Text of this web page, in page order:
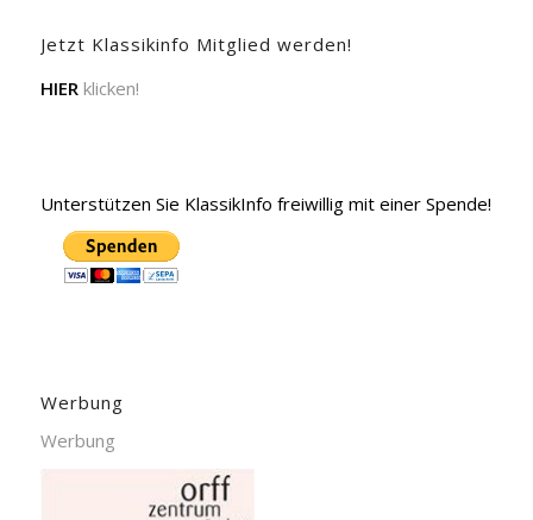
Jetzt Klassikinfo Mitglied werden!
HIER klicken!
Unterstützen Sie KlassikInfo freiwillig mit einer Spende!
Werbung
Werbung